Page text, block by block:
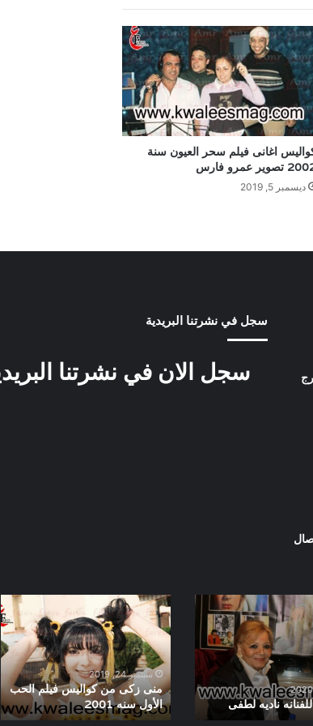
اغانى فيلم سحر العيون سنة
تصوير عمرو فارس
ديسمبر 5, 2019
سجل في نشرتنا البريدية
سجل الان في نشرتنا
ناديه لطفى
منى
زكى
من
كواليس
فيلم
الحب
الأول
سنه
سبتمبر 24, 2019
منى زكى من كواليس فيلم الحب
الأول سنه 2001